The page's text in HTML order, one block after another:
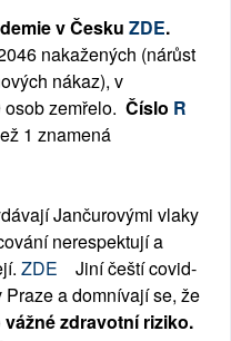
v Česku ZDE.
nakažených (nárůst
nákaz), v
osob zemřelo. Číslo R
1 znamená
Jančurovými vlaky
nerespektují a
ZDE Jiní čeští covid-
a domnívají se, že
vážné zdravotní riziko.